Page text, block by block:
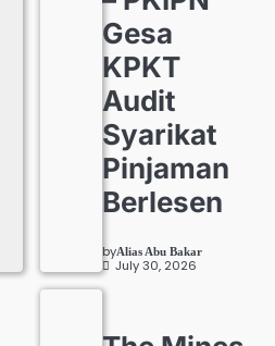
Gesa
KPKT
Audit
Syarikat
Pinjaman
Berlesen
byAlias Abu Bakar
July 30, 2026